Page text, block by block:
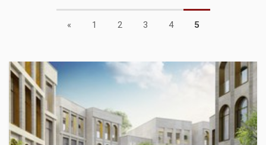
«Previous
1 2 3 4 5